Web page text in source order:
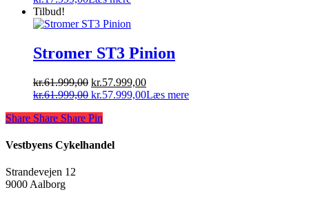
Tilbud!
Stromer ST3 Pinion
kr.61.999,00 Den
oprindelige
var:
kr.57.999,00Den
aktuelle
kr.61.999,00 Den
pris
kr.61.999,00.
kr.57.999,00Den
Læs mere
Share
Share Share Share Pin
Vestbyens Cykelhandel
Strandevejen 12
9000 Aalborg